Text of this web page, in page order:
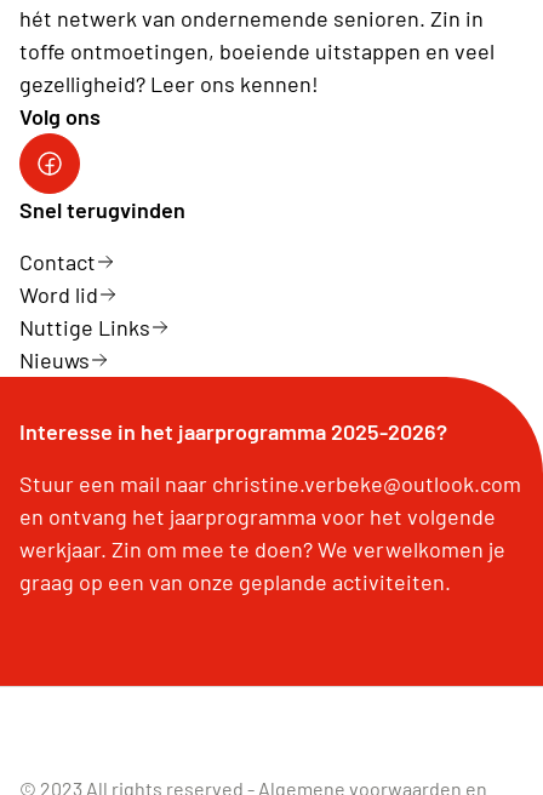
hét netwerk van ondernemende senioren. Zin in
toffe ontmoetingen, boeiende uitstappen en veel
gezelligheid? Leer ons kennen!
Volg ons
Facebookpagina Neos De Panne - Adinkerke
Snel terugvinden
Contact
Word lid
Nuttige Links
Nieuws
Interesse in het jaarprogramma 2025-2026?
Stuur een mail naar christine.verbeke@outlook.com
en ontvang het jaarprogramma voor het volgende
werkjaar. Zin om mee te doen? We verwelkomen je
graag op een van onze geplande activiteiten.
© 2023 All rights reserved - Algemene voorwaarden en